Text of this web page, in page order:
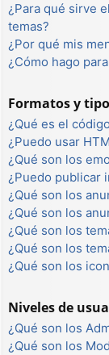
¿Para qué sirve
temas?
¿Por qué mis
¿Cómo hago
Formatos y
¿Qué es el
¿Puedo usar
¿Qué son los
¿Puedo publicar
¿Qué son los
¿Qué son los
¿Qué son los
¿Qué son los
¿Qué son los
Niveles de
¿Qué son los
¿Qué son los